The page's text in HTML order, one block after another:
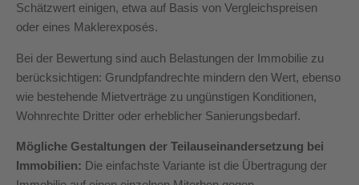
Schätzwert einigen, etwa auf Basis von Vergleichspreisen
oder eines Maklerexposés.
Bei der Bewertung sind auch Belastungen der Immobilie zu
berücksichtigen: Grundpfandrechte mindern den Wert, ebenso
wie bestehende Mietverträge zu ungünstigen Konditionen,
Wohnrechte Dritter oder erheblicher Sanierungsbedarf.
Mögliche Gestaltungen der Teilauseinandersetzung bei
Immobilien: Die einfachste Variante ist die Übertragung der